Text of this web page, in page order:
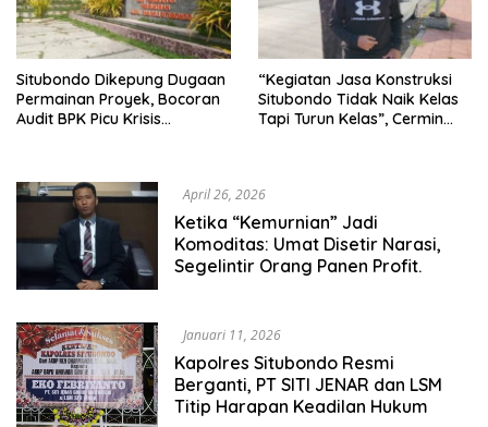
Situbondo Dikepung Dugaan
Permainan Proyek, Bocoran
Audit BPK Picu Krisis
“Kegiatan Jasa Konstruksi
Situbondo Tidak Naik Kelas
Tapi Turun Kelas”, Cermin
April 26, 2026
Ketika “Kemurnian” Jadi
Komoditas: Umat Disetir Narasi,
Segelintir Orang Panen Profit.
Januari 11, 2026
Kapolres Situbondo Resmi
Berganti, PT SITI JENAR dan LSM
Titip Harapan Keadilan Hukum